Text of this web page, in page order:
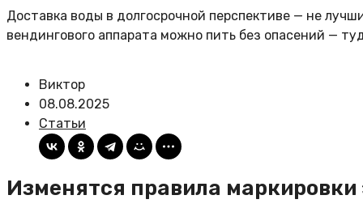
Доставка воды в долгосрочной перспективе — не
вендингового аппарата можно пить без опасений —
Виктор
08.08.2025
Статьи
Изменятся правила маркировки